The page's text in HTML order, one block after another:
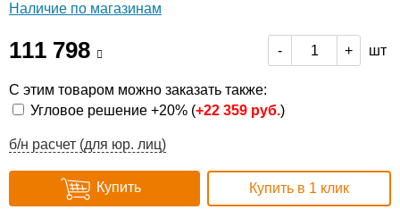
Наличие по магазинам
111 798 - + шт
С этим товаром можно заказать также:
Угловое решение +20% (+22 359 руб.)
б/н расчет (для юр. лиц)
Купить Купить в 1 клик